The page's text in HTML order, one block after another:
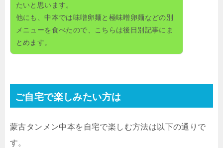
たいと思います。
他にも、中本では味噌卵麺と極味噌卵麺などの別
メニューを食べたので、こちらは後日別記事にま
とめます。
ご自宅で楽しみたい方は
蒙古タンメン中本を自宅で楽しむ方法は以下の通りで
す。